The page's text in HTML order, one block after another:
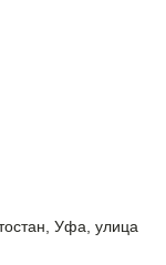
Уфа, улица